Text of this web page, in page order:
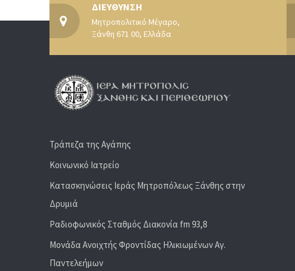
ΔΙΕΥΘΥΝΣΗ
Μητροπολιτικό Μέγαρο,
Ξάνθη 671 00, Ελλάδα
Τράπεζα της Αγάπης
Κοινωνικό Ιατρείο
Κατασκηνώσεις Ιεράς Μητροπόλεως Ξάνθης στην
Δρυμιά
Ραδιoφωνικός Σταθμός Διακονία fm 93,8
Μονάδα Ανοιχτής Φροντίδας Ηλικιωμένων Αγ.
Παντελεήμων